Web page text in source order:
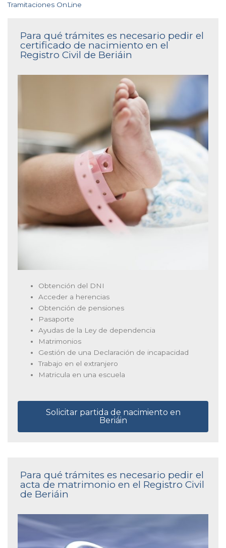
Tramitaciones OnLine
Para qué trámites es necesario pedir el
certificado de nacimiento en el
Registro Civil de Beriáin
Obtención del DNI
Acceder a herencias
Obtención de pensiones
Pasaporte
Ayudas de la Ley de dependencia
Matrimonios
Gestión de una Declaración de incapacidad
Trabajo en el extranjero
Matricula en una escuela
Solicitar partida de nacimiento en
Beriáin
Para qué trámites es necesario pedir el
acta de matrimonio en el Registro Civil
de Beriáin